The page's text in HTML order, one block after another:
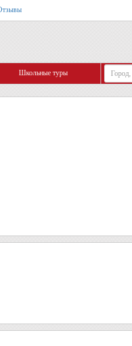
Школьные туры